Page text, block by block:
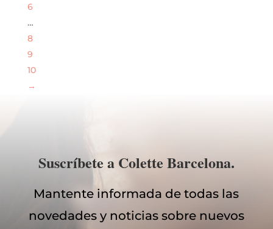
6
…
8
9
10
→
Suscríbete a Colette Barcelona.
Mantente informada de todas las
novedades y noticias sobre nuevos